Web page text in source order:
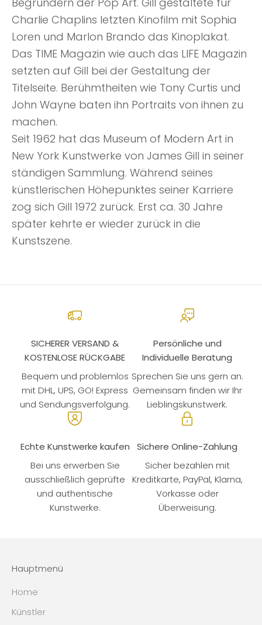
Charlie Chaplins letzten Kinofilm mit Sophia
Loren und Marlon Brando das Kinoplakat.
Das TIME Magazin wie auch das LIFE Magazin
setzten auf Gill bei der Gestaltung der
Titelseite. Berühmtheiten wie Tony Curtis und
John Wayne baten ihn Portraits von ihnen zu
machen.
Seit 1962 hat das Museum of Modern Art in
New York Kunstwerke von James Gill in seiner
ständigen Sammlung. Während seines
künstlerischen Höhepunktes seiner Karriere
zog sich Gill 1972 zurück. Erst ca. 30 Jahre
später kehrte er wieder zurück in die
Kunstszene.
SICHERER VERSAND &
KOSTENLOSE RÜCKGABE
Bequem und problemlos
mit DHL, UPS, GO! Express
und Sendungsverfolgung.
Persönliche und
Individuelle Beratung
Sprechen Sie uns gern an.
Gemeinsam finden wir Ihr
Lieblingskunstwerk.
Echte Kunstwerke kaufen
Bei uns erwerben Sie
ausschließlich geprüfte
und authentische
Kunstwerke.
Sichere Online-Zahlung
Sicher bezahlen mit
Kreditkarte, PayPal, Klarna,
Vorkasse oder
Überweisung.
Hauptmenü
Home
Künstler